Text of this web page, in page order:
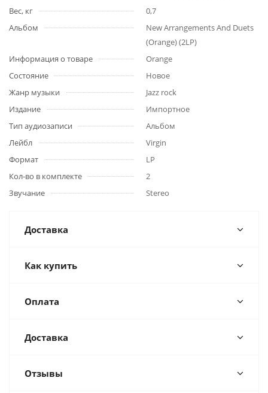
Вес, кг
0,7
Альбом
New Arrangements And Duets
(Orange) (2LP)
Информация о товаре
Orange
Состояние
Новое
Жанр музыки
Jazz rock
Издание
Импортное
Тип аудиозаписи
Альбом
Лейбл
Virgin
Формат
LP
Кол-во в комплекте
2
Звучание
Stereo
Доставка
Как купить
Оплата
Доставка
Отзывы